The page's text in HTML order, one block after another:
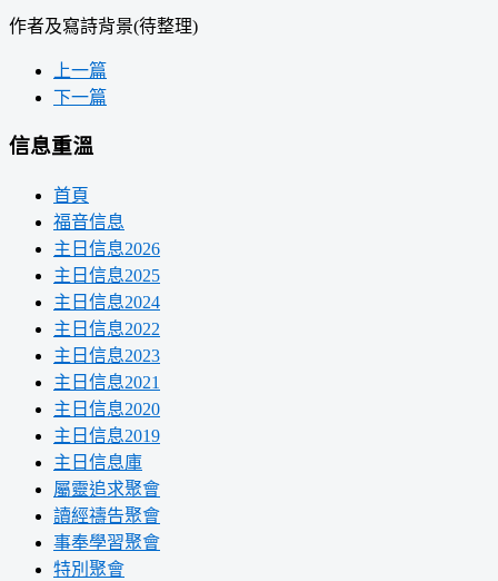
作者及寫詩背景(待整理)
上一篇
下一篇
信息重溫
首頁
福音信息
主日信息2026
主日信息2025
主日信息2024
主日信息2022
主日信息2023
主日信息2021
主日信息2020
主日信息2019
主日信息庫
屬靈追求聚會
讀經禱告聚會
事奉學習聚會
特別聚會